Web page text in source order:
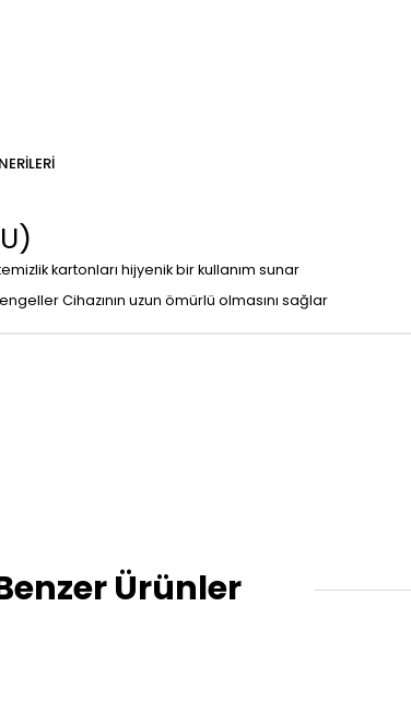
kartonları hijyenik bir kullanım sunar
Cihazının uzun ömürlü olmasını sağlar
Ürünler